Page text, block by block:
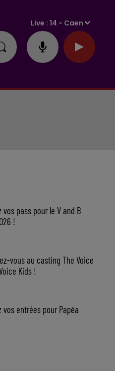
Live :14 - Caen
vos pass pour le V and B
!
vous au casting The Voice
Kids !
vos entrées pour Papéa